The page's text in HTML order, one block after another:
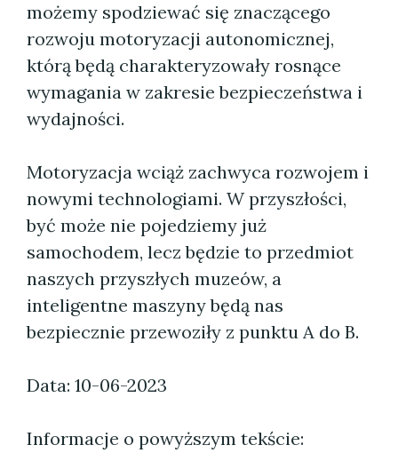
możemy spodziewać się znaczącego
rozwoju motoryzacji autonomicznej,
którą będą charakteryzowały rosnące
wymagania w zakresie bezpieczeństwa i
wydajności.
Motoryzacja wciąż zachwyca rozwojem i
nowymi technologiami. W przyszłości,
być może nie pojedziemy już
samochodem, lecz będzie to przedmiot
naszych przyszłych muzeów, a
inteligentne maszyny będą nas
bezpiecznie przewoziły z punktu A do B.
Data: 10-06-2023
Informacje o powyższym tekście: